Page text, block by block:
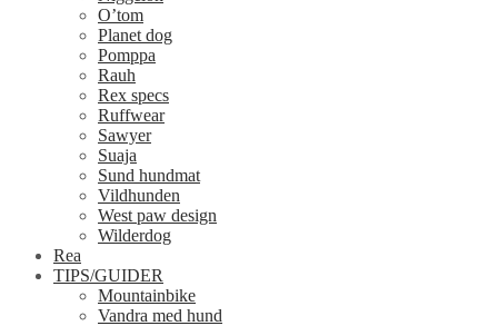
O’tom
Planet dog
Pomppa
Rauh
Rex specs
Ruffwear
Sawyer
Suaja
Sund hundmat
Vildhunden
West paw design
Wilderdog
Rea
TIPS/GUIDER
Mountainbike
Vandra med hund